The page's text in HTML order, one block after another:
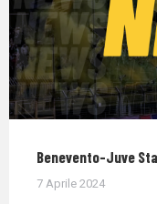
Benevento-Juve
7 Aprile 2024